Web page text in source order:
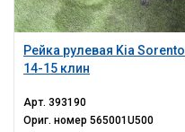
Рейка рулевая Kia Sorento
14-15 клин
Арт.393190
Ориг. номер565001U500